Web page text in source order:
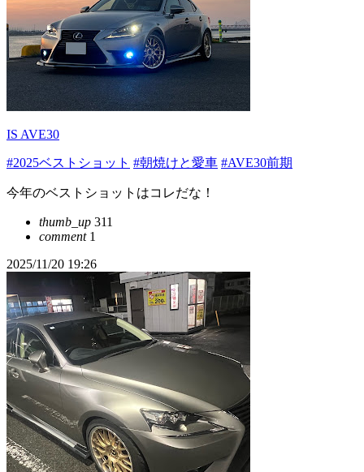
IS AVE30
#2025ベストショット #朝焼けと愛車 #AVE30前期
今年のベストショットはコレだな！
thumb_up 311
comment1
2025/11/20 19:26